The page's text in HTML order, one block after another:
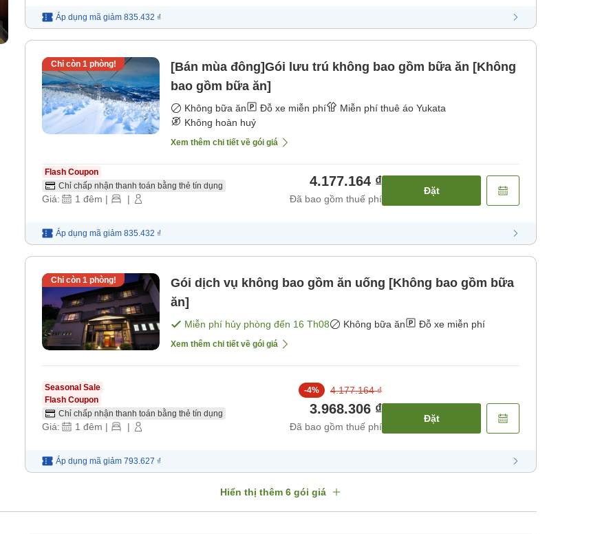
Áp dụng mã giảm 835.432 ₫
Chỉ còn 1phòng!
[Bán mùa đông]Gói lưu trú không bao gồm bữa ăn [Không
bao gồm bữa ăn]
Không bữa ăn Đỗ xe miễn phí
Miễn phí thuê áo Yukata
Không hoàn huỷ
Xem thêm chi tiết về gói giá
Flash Coupon
Chỉ chấp nhận thanh toán bằng thẻ tín dụng
Giá: 1 đêm | |
4.177.164 ₫
Đã bao gồm thuế phí
Đặt
Áp dụng mã giảm 835.432 ₫
Chỉ còn 1phòng!
Gói dịch vụ không bao gồm ăn uống [Không bao gồm bữa
ăn]
Miễn phí hủy phòng đến 16 Th08 Không bữa ăn Đỗ xe miễn phí
Xem thêm chi tiết về gói giá
Seasonal Sale
Flash Coupon
Chỉ chấp nhận thanh toán bằng thẻ tín dụng
Giá: 1 đêm | |
-4% 4.177.164 ₫
3.968.306 ₫
Đã bao gồm thuế phí
Đặt
Áp dụng mã giảm 793.627 ₫
Hiển thị thêm 6 gói giá